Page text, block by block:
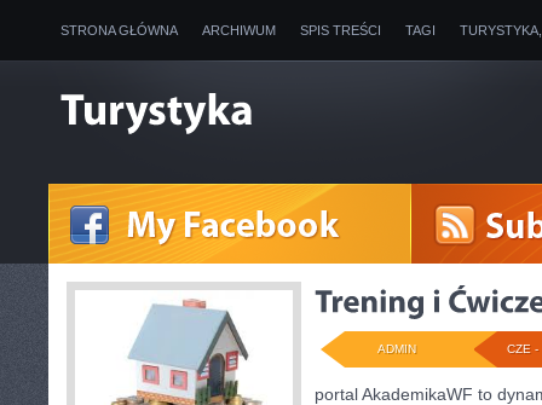
STRONA GŁÓWNA ARCHIWUM SPIS TREŚCI TAGI
CZE -
ADMIN
portal AkademikaWF to